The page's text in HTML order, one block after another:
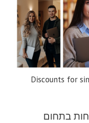
Discounts for
בתחום